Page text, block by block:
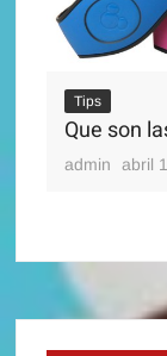
Tips
Que son
admin abril